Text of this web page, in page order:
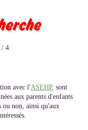
/ 4
avec l'ASEHP, sont
aux parents d'enfants
ou non, ainsi qu'aux